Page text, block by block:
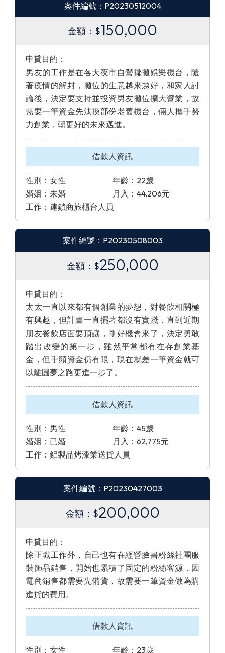
案件編號：P20230512004
金額：$150,000
申貸目的：
男友的工作是在各大夜市自營擺攤娛樂機台，隨
著疫情的解封，攤位的生意越來越好，和家人討
論後，決定要支持並投資男友攤位擴大營業，故
需要一筆資金先汰換部份老舊機台，倆人攜手努
力創業，朝更好的未來邁進。
借款人資訊
性別：女性
年齡：22歲
婚姻：未婚
月入：44,206元
工作：連鎖商旅櫃台人員
案件編號：P20230508003
金額：$250,000
申貸目的：
太太一直以來都有個創業的夢想，對餐飲相關極
有興趣，但計畫一直擺著都沒有實踐，直到近期
朋友餐飲店面要頂讓，剛好機會來了，決定勇敢
踏出改變的第一步，雖然平常都有在存創業基
金，但手頭資金仍有限，現在就差一筆資金就可
以離圓夢之路更進一步了。
借款人資訊
性別：男性
年齡：45歲
婚姻：已婚
月入：62,775元
工作：鋁製品烤漆業送貨人員
案件編號：P20230427003
金額：$200,000
申貸目的：
除正職工作外，自己也有在經營臉書粉絲社團服
裝飾品銷售，開始也累積了固定的粉絲客源，因
電商銷售都需要先備貨，故需要一筆資金做為購
進貨的費用。
借款人資訊
性別：女性
年齡：23歲